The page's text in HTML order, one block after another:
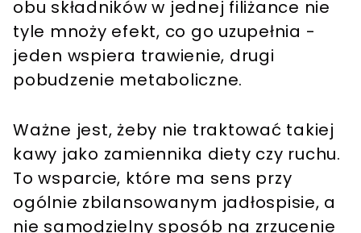
obu składników w jednej filiżance nie
tyle mnoży efekt, co go uzupełnia -
jeden wspiera trawienie, drugi
pobudzenie metaboliczne.
Ważne jest, żeby nie traktować takiej
kawy jako zamiennika diety czy ruchu.
To wsparcie, które ma sens przy
ogólnie zbilansowanym jadłospisie, a
nie samodzielny sposób na zrzucenie